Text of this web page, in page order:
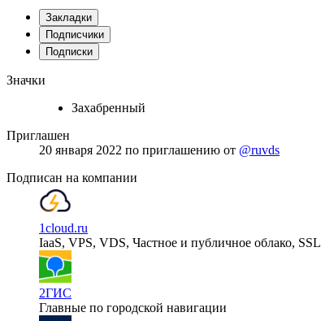
Закладки
Подписчики
Подписки
Значки
Захабренный
Приглашен
20 января 2022 по приглашению от @ruvds
Подписан на компании
1cloud.ru
IaaS, VPS, VDS, Частное и публичное облако, SSL
2ГИС
Главные по городской навигации